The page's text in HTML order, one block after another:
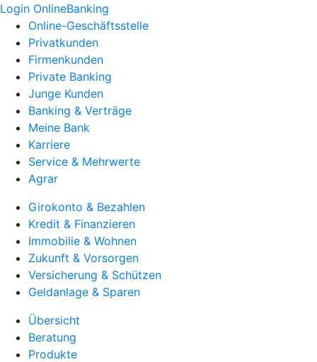
Login OnlineBanking
Online-Geschäftsstelle
Privatkunden
Firmenkunden
Private Banking
Junge Kunden
Banking & Verträge
Meine Bank
Karriere
Service & Mehrwerte
Agrar
Girokonto & Bezahlen
Kredit & Finanzieren
Immobilie & Wohnen
Zukunft & Vorsorgen
Versicherung & Schützen
Geldanlage & Sparen
Übersicht
Beratung
Produkte